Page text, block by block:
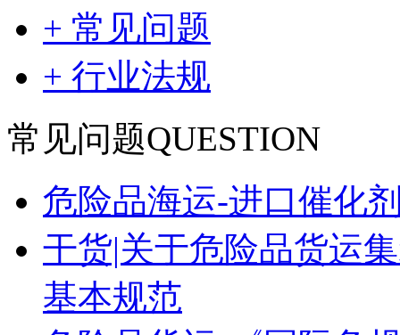
+ 常见问题
+ 行业法规
常见问题QUESTION
危险品海运-进口催化
干货|关于危险品货运
基本规范